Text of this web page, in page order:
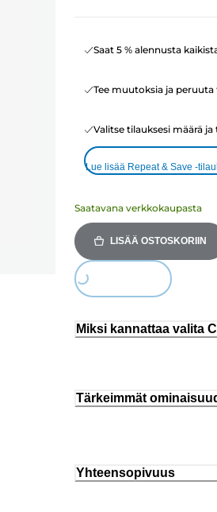
Saat 5 % alennusta
Tee muutoksia ja
Valitse tilauksesi määrä
Lue lisää Repeat & Save -
Saatavana verkkokaupasta
LISÄÄ OSTOSKORIIN
Loading...
Miksi kannattaa valita
Tärkeimmät
Yhteensopivuus